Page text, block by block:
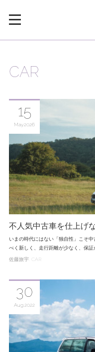
CAR
不人気中古車を仕上げ
いまの時代にはない「独自性」こそ
べく新しく、走行距離が少なく、保
15
May 2026
佐藤旅宇 CAR
30
Aug 2022